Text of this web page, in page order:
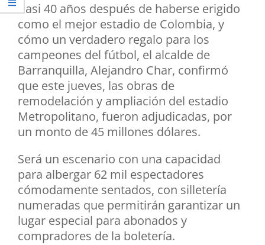
Casi 40 años después de haberse erigido
como el mejor estadio de Colombia, y
cómo un verdadero regalo para los
campeones del fútbol, el alcalde de
Barranquilla, Alejandro Char, confirmó
que este jueves, las obras de
remodelación y ampliación del estadio
Metropolitano, fueron adjudicadas, por
un monto de 45 millones dólares.
Será un escenario con una capacidad
para albergar 62 mil espectadores
cómodamente sentados, con silletería
numeradas que permitirán garantizar un
lugar especial para abonados y
compradores de la boletería.